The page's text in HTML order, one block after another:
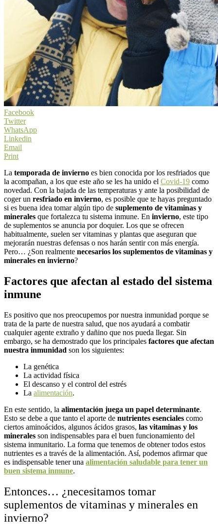
Facebook
Twitter
WhatsApp
Linkedin
Email
Print
La temporada de invierno es bien conocida por los resfriados que
la acompañan, a los que este año se les ha unido el Covid-19 como
novedad. Con la bajada de las temperaturas y ante la posibilidad de
coger un resfriado en invierno, es posible que te hayas preguntado
si es buena idea tomar algún tipo de suplemento de vitaminas y
minerales que fortalezca tu sistema inmune. En invierno, este tipo
de suplementos se anuncia por doquier. Los que se ofrecen
habitualmente, suelen ser vitaminas y plantas que aseguran que
mejorarán nuestras defensas o nos harán sentir con más energía.
Pero… ¿Son realmente necesarios los suplementos de vitaminas y
minerales en invierno?
Factores que afectan al estado del sistema
inmune
Es positivo que nos preocupemos por nuestra inmunidad porque se
trata de la parte de nuestra salud, que nos ayudará a combatir
cualquier agente extraño y dañino que nos pueda llegar. Sin
embargo, se ha demostrado que los principales factores que afectan
nuestra inmunidad son los siguientes:
La genética
La actividad física
El descanso y el control del estrés
La alimentación.
En este sentido, la alimentación juega un papel determinante.
Esto se debe a que tanto el aporte de nutrientes esenciales como
ciertos aminoácidos, algunos ácidos grasos, las vitaminas y los
minerales son indispensables para el buen funcionamiento del
sistema inmunitario. La forma que tenemos de obtener todos estos
nutrientes es a través de la alimentación. Así, podemos afirmar que
es indispensable tener una alimentación saludable para tener un
buen sistema inmune.
Entonces… ¿necesitamos tomar
suplementos de vitaminas y minerales en
invierno?